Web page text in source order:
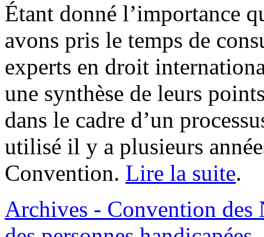
Étant donné l’importance
avons pris le temps de
experts en droit
une synthèse de leurs
dans le cadre d’un
utilisé il y a plusieurs
Convention. Lire la suite.
Archives - Convention des